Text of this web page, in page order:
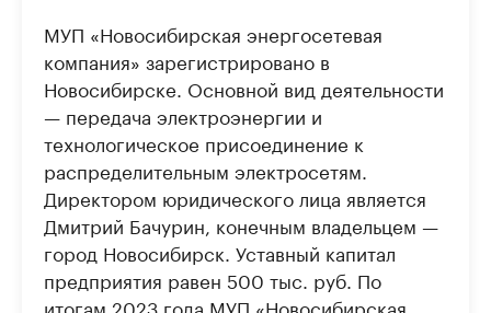
МУП «Новосибирская энергосетевая
компания» зарегистрировано в
Новосибирске. Основной вид деятельности
— передача электроэнергии и
технологическое присоединение к
распределительным электросетям.
Директором юридического лица является
Дмитрий Бачурин, конечным владельцем —
город Новосибирск. Уставный капитал
предприятия равен 500 тыс. руб. По
итогам 2023 года МУП «Новосибирская